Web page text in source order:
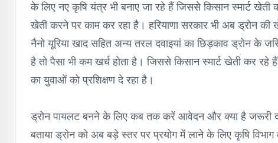
के लिए नए कृषि यंत्र भी बनाए जा रहे हैं जिससे किसान स्मार्ट
खेती करने पर काम कर रहा है। हरियाणा सरकार भी अब ड्रोन की
नैनो यूरिया खाद सहित अन्य तरल दवाइयां का छिड़काव ड्रोन के
है तो पैसा भी कम खर्च होता है। जिससे किसान स्मार्ट खेती कर
का युवाओं को प्रशिक्षण दे रहा है।
ड्रोन पायलट बनने के लिए कब तक करें आवेदन और क्या है जरूरी
बताया ड्रोन को अब बड़े स्तर पर प्रयोग में लाने के लिए कृषि